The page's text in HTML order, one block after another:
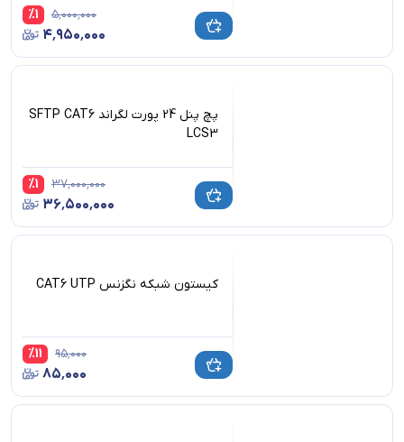
۵٬۰۰۰٬۰۰۰ %1
۴٬۹۵۰٬۰۰۰
پچ پنل 24 پورت لگراند SFTP CAT6
LCS3
۳۷٬۰۰۰٬۰۰۰ %1
۳۶٬۵۰۰٬۰۰۰
کیستون شبکه نگزنس CAT6 UTP
۹۵٬۰۰۰ %11
۸۵٬۰۰۰